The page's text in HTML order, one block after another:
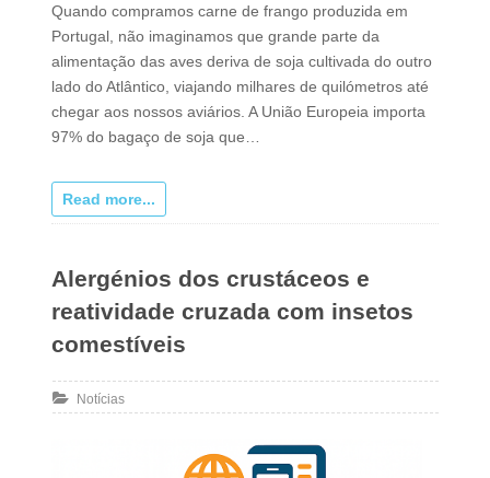
Quando compramos carne de frango produzida em
Portugal, não imaginamos que grande parte da
alimentação das aves deriva de soja cultivada do outro
lado do Atlântico, viajando milhares de quilómetros até
chegar aos nossos aviários. A União Europeia importa
97% do bagaço de soja que…
Read more...
Alergénios dos crustáceos e
reatividade cruzada com insetos
comestíveis
Notícias